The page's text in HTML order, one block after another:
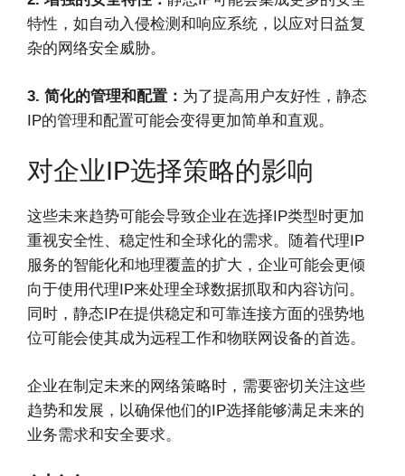
特性，如自动入侵检测和响应系统，以应对日益复
杂的网络安全威胁。
3. 简化的管理和配置： 为了提高用户友好性，静态
IP的管理和配置可能会变得更加简单和直观。
对企业IP选择策略的影响
这些未来趋势可能会导致企业在选择IP类型时更加
重视安全性、稳定性和全球化的需求。随着代理IP
服务的智能化和地理覆盖的扩大，企业可能会更倾
向于使用代理IP来处理全球数据抓取和内容访问。
同时，静态IP在提供稳定和可靠连接方面的强势地
位可能会使其成为远程工作和物联网设备的首选。
企业在制定未来的网络策略时，需要密切关注这些
趋势和发展，以确保他们的IP选择能够满足未来的
业务需求和安全要求。